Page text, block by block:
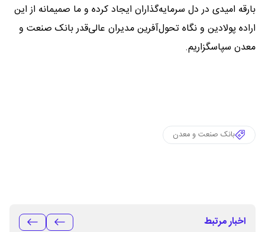
بارقه امیدی در دل سرمایه‌گذاران ایجاد کرده و ما صمیمانه از این
اراده پولادین و نگاه تحول‌آفرین مدیران عالی‌قدر بانک صنعت و
معدن سپاسگزاریم.
بانک صنعت و معدن
اخبار مرتبط